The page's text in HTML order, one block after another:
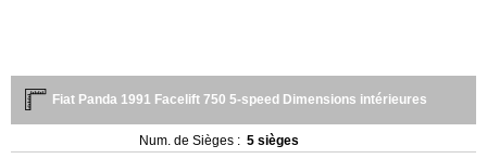
Fiat Panda 1991 Facelift 750 5-speed Dimensions intérieures
Num. de Sièges : 5 sièges